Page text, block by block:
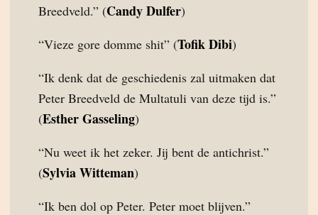
Breedveld.” (Candy Dulfer)
“Vieze gore domme shit” (Tofik Dibi)
“Ik denk dat de geschiedenis zal uitmaken dat
Peter Breedveld de Multatuli van deze tijd is.”
(Esther Gasseling)
“Nu weet ik het zeker. Jij bent de antichrist.”
(Sylvia Witteman)
“Ik ben dol op Peter. Peter moet blijven.”